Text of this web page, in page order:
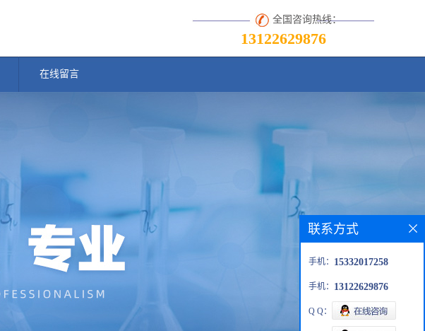
全国咨询热线：
13122629876
在线留言
联系方式
手机： 15332017258
手机： 13122629876
Q Q：